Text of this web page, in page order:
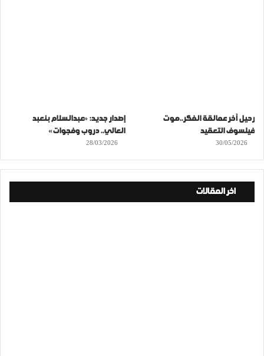
رحيل آخر عمالقة الفكر..موت
فيلسوف التعقيد
30/05/2026
إصدار جديد: «عبدالسلام بنعبد
العالي.. دروب وفجوات»
28/03/2026
اخر المقالات